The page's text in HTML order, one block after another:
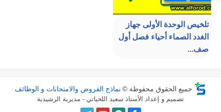
تلخيص الوحدة الأولى جهاز
الغدد الصماء أحياء فصل أول
صف...
جميع الحقوق محفوظة © نماذج الفروض والامتحانات و الوظائف
تصميم و إعداد الأستاذ سعيد اللحياني - مديرية الرشيدية